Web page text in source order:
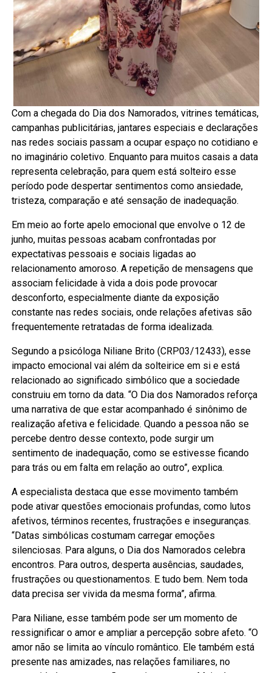
Com a chegada do Dia dos Namorados, vitrines temáticas,
campanhas publicitárias, jantares especiais e declarações
nas redes sociais passam a ocupar espaço no cotidiano e
no imaginário coletivo. Enquanto para muitos casais a data
representa celebração, para quem está solteiro esse
período pode despertar sentimentos como ansiedade,
tristeza, comparação e até sensação de inadequação.
Em meio ao forte apelo emocional que envolve o 12 de
junho, muitas pessoas acabam confrontadas por
expectativas pessoais e sociais ligadas ao
relacionamento amoroso. A repetição de mensagens que
associam felicidade à vida a dois pode provocar
desconforto, especialmente diante da exposição
constante nas redes sociais, onde relações afetivas são
frequentemente retratadas de forma idealizada.
Segundo a psicóloga Niliane Brito (CRP03/12433), esse
impacto emocional vai além da solteirice em si e está
relacionado ao significado simbólico que a sociedade
construiu em torno da data. “O Dia dos Namorados reforça
uma narrativa de que estar acompanhado é sinônimo de
realização afetiva e felicidade. Quando a pessoa não se
percebe dentro desse contexto, pode surgir um
sentimento de inadequação, como se estivesse ficando
para trás ou em falta em relação ao outro”, explica.
A especialista destaca que esse movimento também
pode ativar questões emocionais profundas, como lutos
afetivos, términos recentes, frustrações e inseguranças.
“Datas simbólicas costumam carregar emoções
silenciosas. Para alguns, o Dia dos Namorados celebra
encontros. Para outros, desperta ausências, saudades,
frustrações ou questionamentos. E tudo bem. Nem toda
data precisa ser vivida da mesma forma”, afirma.
Para Niliane, esse também pode ser um momento de
ressignificar o amor e ampliar a percepção sobre afeto. “O
amor não se limita ao vínculo romântico. Ele também está
presente nas amizades, nas relações familiares, no